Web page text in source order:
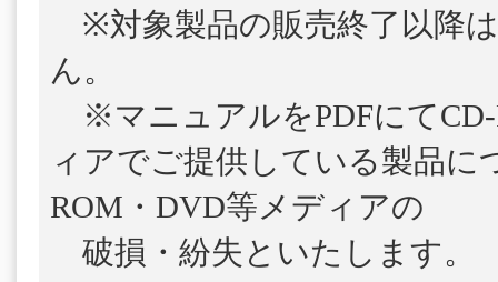
※対象製品の販売終了以降
ん。
※マニュアルをPDFにてCD-
ィアでご提供している製品に
ROM・DVD等メディアの
破損・紛失といたします。